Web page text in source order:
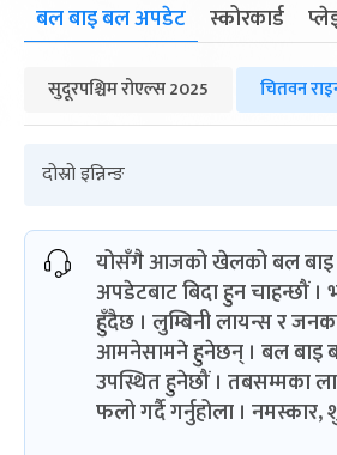
बल बाइ बल अपडेट स्कोरकार्ड
सुदूरपश्चिम रोएल्स 2025 चितवन
दोस्रो इन्निन्ङ
योसँगै आजको खेलको बल‌
अपडेटबाट बिदा हुन चाहन्छौं
हुँदैछ । लुम्बिनी लायन्स र
आमनेसामने हुनेछन् । बल बाइ
उपस्थित हुनेछौं । तबसम्मका
फलो गर्दै गर्नुहोला । नमस्कार,